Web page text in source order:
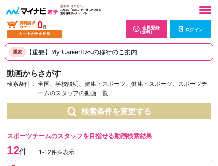
資料請求
カート
0件
カートの中を見る
会員登録
（無料）
ログイン
重要 【重要】My CareerIDへの移行のご案内
動画からさがす
検索条件：
全国、学校説明、健康・スポーツ、健康・スポーツ、スポーツチ
ームのスタッフの動画一覧
検索条件を変更する
スポーツチームのスタッフを目指せる動画検索結果
12件 1-12件を表示